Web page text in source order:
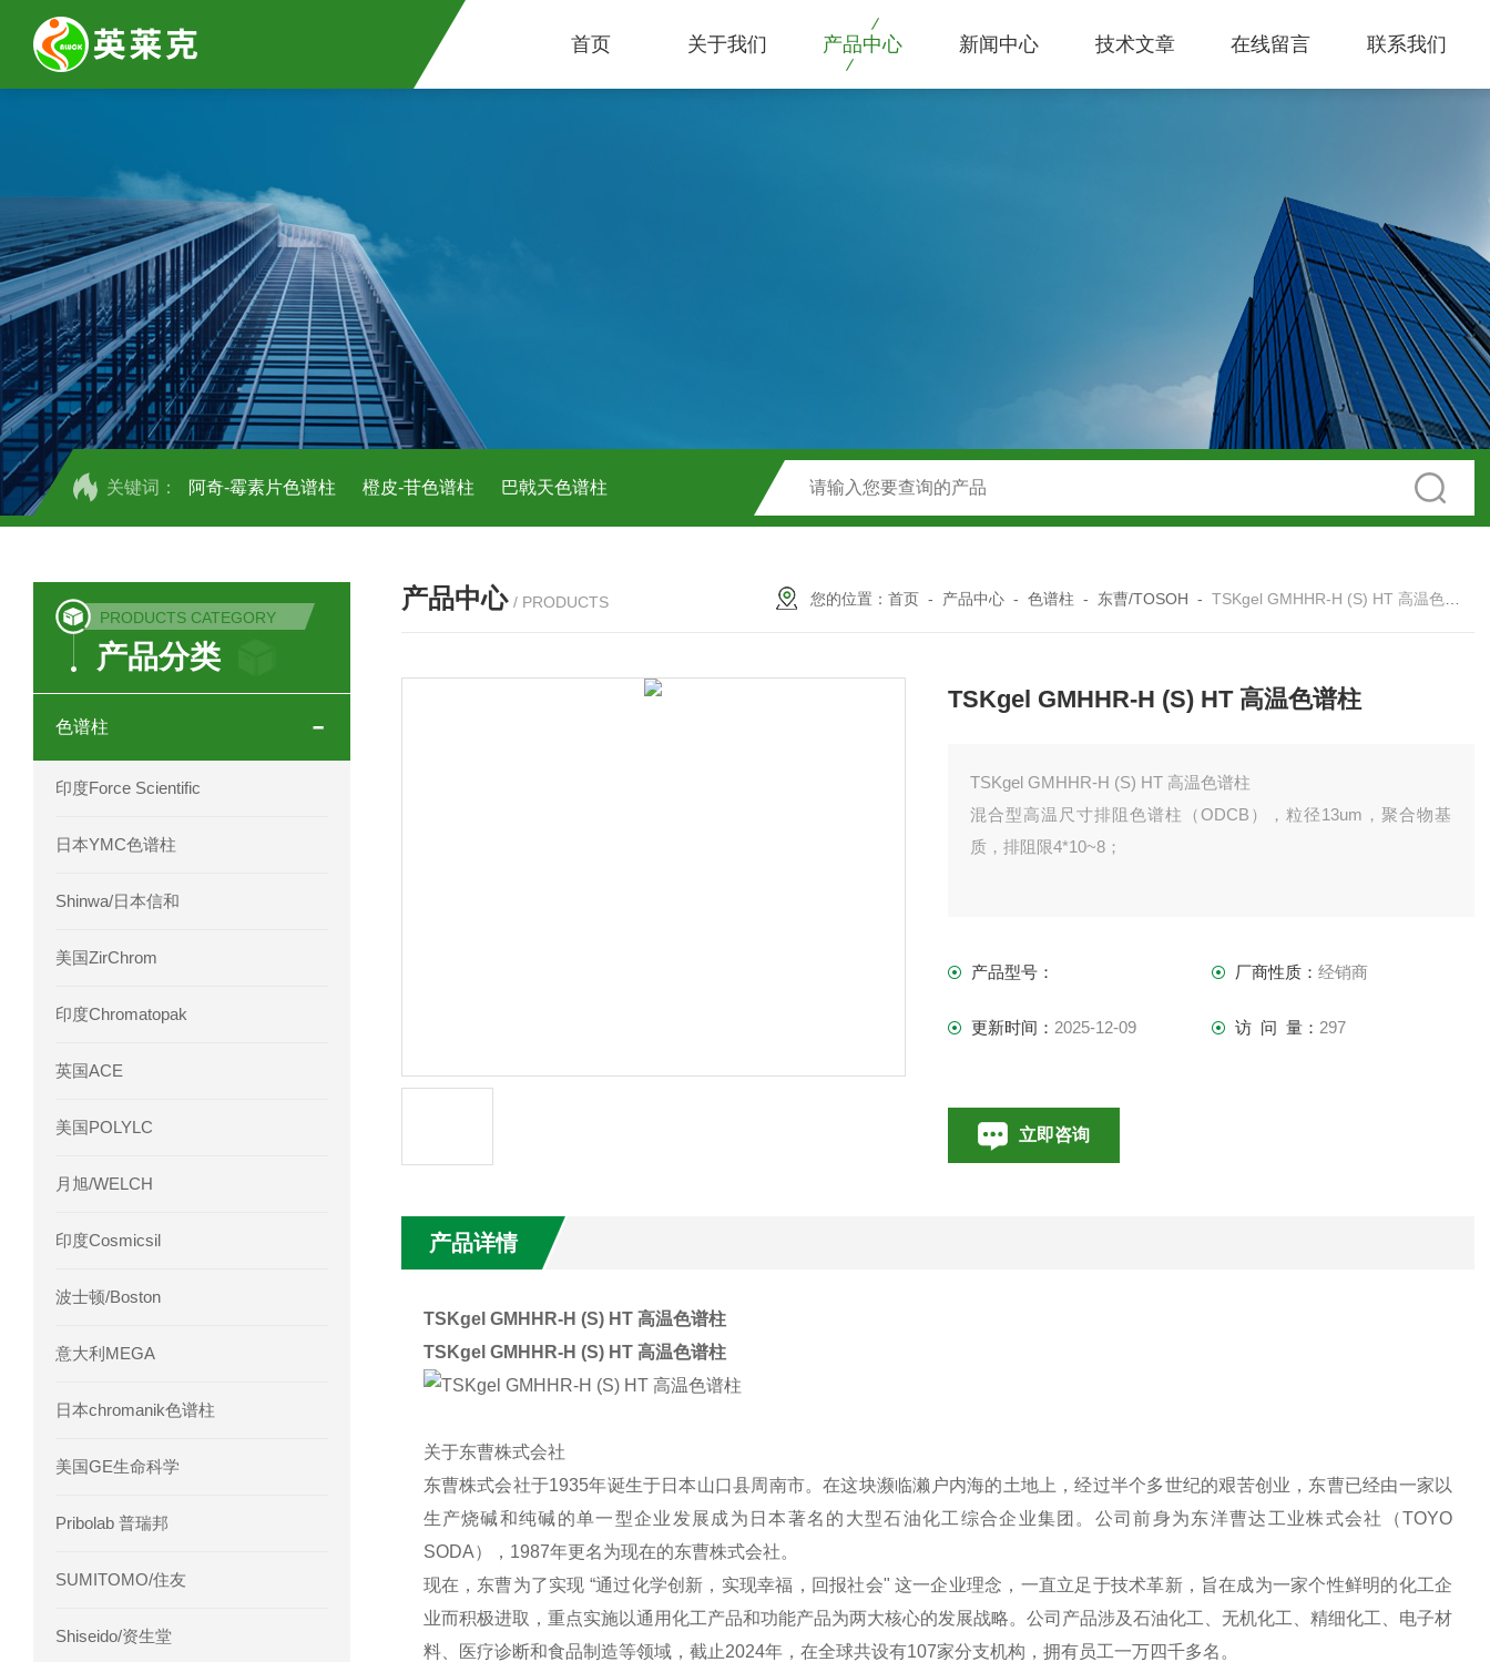
首页 关于我们 产品中心 新闻中心 技术文章 在线留言 联系我们
关键词： 阿奇-霉素片色谱柱 橙皮-苷色谱柱 巴戟天色谱柱
COSMOSIL 1.8PBr五溴苯基色谱柱 COSMOSIL 1.8PBr色谱柱
菟丝子 柠檬黄色谱柱
印度Force Scientific Rubitas色谱柱
PRODUCTS CATEGORY
产品分类
色谱柱
印度Force Scientific
日本YMC色谱柱
Shinwa/日本信和
美国ZirChrom
印度Chromatopak
英国ACE
美国POLYLC
月旭/WELCH
印度Cosmicsil
波士顿/Boston
意大利MEGA
日本chromanik色谱柱
美国GE生命科学
Pribolab 普瑞邦
SUMITOMO/住友
Shiseido/资生堂
产品中心 / PRODUCTS 您的位置：首页 - 产品中心 -色谱柱 - 东曹/TOSOH -TSKgel GMHHR-H (S) HT 高温色谱柱
TSKgel GMHHR-H (S) HT 高温色谱柱
TSKgel GMHHR-H (S) HT 高温色谱柱
混合型高温尺寸排阻色谱柱（ODCB），粒径13um，聚合物基
质，排阻限4*10~8；
产品型号： 厂商性质： 经销商
更新时间： 2025-12-09 访 问 量： 297
立即咨询
产品详情
TSKgel GMHHR-H (S) HT 高温色谱柱
TSKgel GMHHR-H (S) HT 高温色谱柱
关于东曹株式会社
东曹株式会社于1935年诞生于日本山口县周南市。在这块濒临濑户内海的土地上，经过半个多世纪的艰苦创业，东曹已经由一家以
生产烧碱和纯碱的单一型企业发展成为日本著名的大型石油化工综合企业集团。公司前身为东洋曹达工业株式会社（TOYO
SODA），1987年更名为现在的东曹株式会社。
现在，东曹为了实现 “通过化学创新，实现幸福，回报社会" 这一企业理念，一直立足于技术革新，旨在成为一家个性鲜明的化工企
业而积极进取，重点实施以通用化工产品和功能产品为两大核心的发展战略。公司产品涉及石油化工、无机化工、精细化工、电子材
料、医疗诊断和食品制造等领域，截止2024年，在全球共设有107家分支机构，拥有员工一万四千多名。